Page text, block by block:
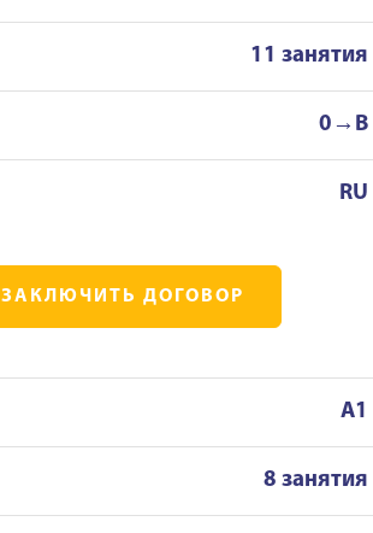
11 занятия
0→B
RU
ЗАКЛЮЧИТЬ ДОГОВОР
A1
8 занятия